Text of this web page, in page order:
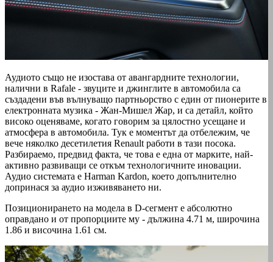
Аудиото също не изостава от авангардните технологии,
налични в Rafale - звуците и джинглите в автомобила са
създадени във вълнуващо партньорство с един от пионерите в
електронната музика - Жан-Мишел Жар, и са детайл, който
високо оценяваме, когато говорим за цялостно усещане и
атмосфера в автомобила. Тук е моментът да отбележим, че
вече няколко десетилетия Renault работи в тази посока.
Разбираемо, предвид факта, че това е една от марките, най-
активно развиващи се откъм технологичните иновации.
Аудио системата е Harman Kardon, което допълнително
допринася за аудио изживяването ни.
Позиционирането на модела в D-сегмент е абсолютно
оправдано и от пропорциите му - дължина 4.71 м, широчина
1.86 и височина 1.61 см.